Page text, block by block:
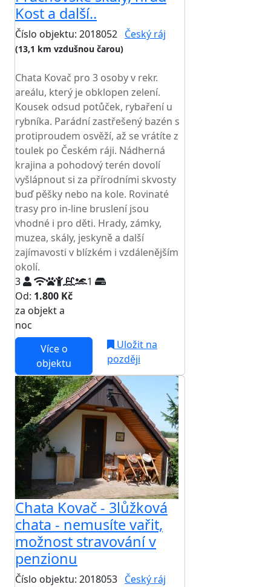
Kost a další..
Číslo objektu: 2018052 Český ráj
(13,1 km vzdušnou čarou)
Chata Kovač pro 3 osoby v rekr.
areálu, který je obklopen zelení.
Kousek odsud potůček, rybaření u
rybníka. Parádní zastřešený bazén s
protiproudem osvěží, až se vrátíte z
toulek po Českém ráji. Nádherná
krajina a pohodový terén dovolí
vyšlápnout si za přírodními skvosty
buď pěšky nebo na kole. Rovinaté
trasy pro in-line bruslení jsou
vhodné i pro děti. Hrady, zámky,
muzea, skály, jeskyně a další
zajímavosti v blízkém i vzdálenějším
okolí.
3
1
Od: 1.800 Kč
za objekt a
noc
Více o
objektu
Uložit na
později
Chata Kovač - 3lůžková
chata - nemusíte vařit,
možnost stravování v
penzionu
Číslo objektu: 2018053 Český ráj